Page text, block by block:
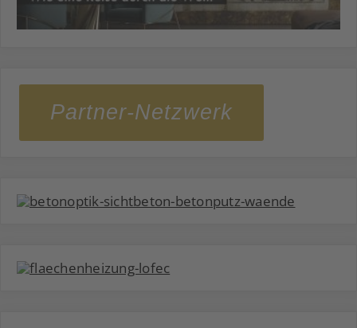
Partner-Netzwerk